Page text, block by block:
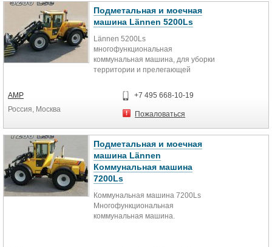
Подметальная и моечная
машина Lännen 5200Ls
Lännen 5200Ls
многофункциональная
коммунальная машина, для уборки
территории и прелегающей
АМР
Россия, Москва
+7 495 668-10-19
Пожаловаться
Подметальная и моечная
машина Lännen
Коммунальная машина
7200Ls
Коммунальная машина 7200Ls
Многофункциональная
коммунальная машина.